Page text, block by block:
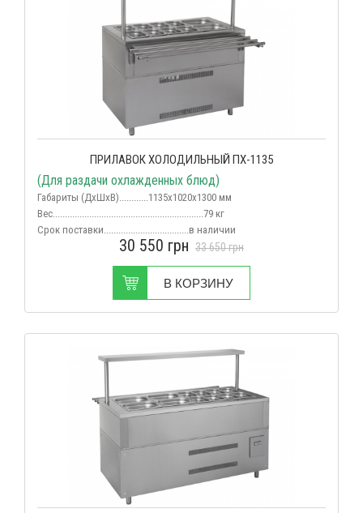
ПРИЛАВОК ХОЛОДИЛЬНЫЙ ПХ-1135
(Для раздачи охлажденных блюд)
Габариты (ДхШхВ)............1135х1020х1300 мм
Вес..............................................................79 кг
Срок поставки...................................в наличии
30 550 грн 33 650грн
В КОРЗИНУ